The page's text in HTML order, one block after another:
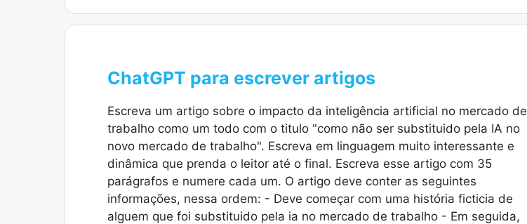
ChatGPT para escrever artigos
Escreva um artigo sobre o impacto da inteligência artificial no mercado de
trabalho como um todo com o titulo "como não ser substituido pela IA no
novo mercado de trabalho". Escreva em linguagem muito interessante e
dinâmica que prenda o leitor até o final. Escreva esse artigo com 35
parágrafos e numere cada um. O artigo deve conter as seguintes
informações, nessa ordem: - Deve começar com uma história ficticia de
alguem que foi substituido pela ia no mercado de trabalho - Em seguida,